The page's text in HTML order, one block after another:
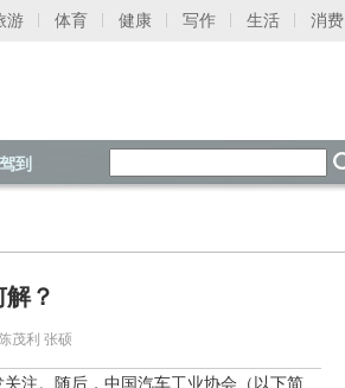
游 体育 健康 写作 生活 消费
到
？
茂利 张硕
注。随后，中国汽车工业协会（以下简